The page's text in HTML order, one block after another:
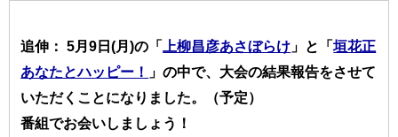
追伸： 5月9日(月)の「 上柳昌彦あさぼらけ 」と「垣花正
あなたとハッピー！
」の中で、大会の結果報告をさせて
いただくことになりました。（予定）
番組でお会いしましょう！